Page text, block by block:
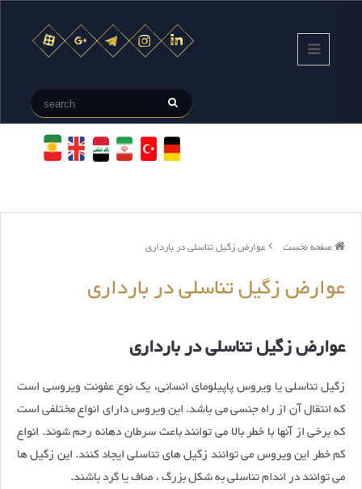
صفحه نخست عوارض زگیل تناسلی در بارداری
عوارض زگیل تناسلی در بارداری
عوارض زگیل تناسلی در بارداری
زگیل تناسلى یا ویروس پاپیلومای انسانی، یک نوع عفونت ویروسی است
که انتقال آن از راه جنسی می باشد. این ویروس دارای انواع مختلفی است
که برخی از آنها با خطر بالا می توانند باعث سرطان دهانه رحم شوند. انواع
کم خطر این ویروس می توانند زگیل های تناسلی ایجاد کنند. این زگیل ها
مى توانند در اندام تناسلى به شکل بزرگ ، صاف یا گرد باشند.